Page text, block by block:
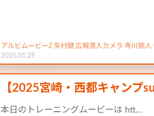
アルビムービーZ 矢村健 広報潜入カメラ 寺川能
2025.01.29
【2025宮崎・西都キャンプ
本日のトレーニングムービーは htt…